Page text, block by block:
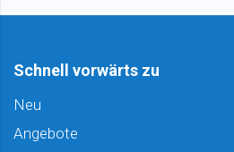
Schnell vorwärts zu
Neu
Angebote